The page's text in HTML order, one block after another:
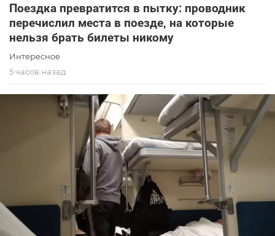
Поездка превратится в пытку: проводник
перечислил места в поезде, на которые
нельзя брать билеты никому
Интересное
5 часов назад